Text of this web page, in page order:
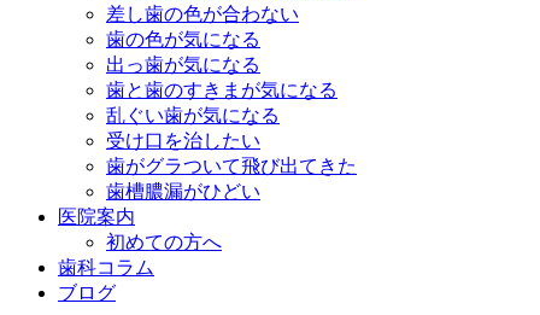
差し歯の色が合わない
歯の色が気になる
出っ歯が気になる
歯と歯のすきまが気になる
乱ぐい歯が気になる
受け口を治したい
歯がグラついて飛び出てきた
歯槽膿漏がひどい
医院案内
初めての方へ
歯科コラム
ブログ